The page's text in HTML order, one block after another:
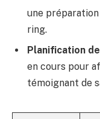
une
ring.
Planification
en cours pour
témoignant de